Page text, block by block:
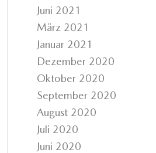
Juni 2021
März 2021
Januar 2021
Dezember 2020
Oktober 2020
September 2020
August 2020
Juli 2020
Juni 2020